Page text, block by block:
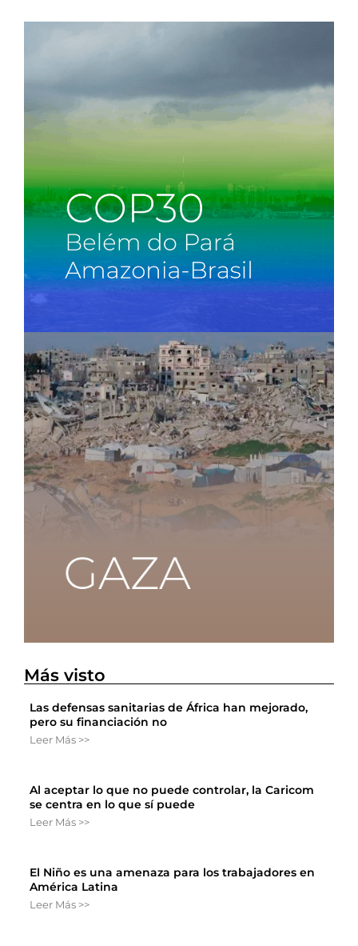
Más visto
Las defensas sanitarias de África han mejorado,
pero su financiación no
Leer Más >>
Al aceptar lo que no puede controlar, la Caricom
se centra en lo que sí puede
Leer Más >>
El Niño es una amenaza para los trabajadores en
América Latina
Leer Más >>